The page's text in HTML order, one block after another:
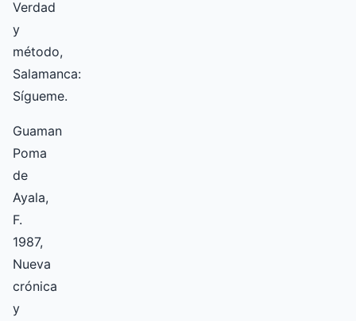
Verdad
y
método,
Salamanca:
Sígueme.
Guaman
Poma
de
Ayala,
F.
1987,
Nueva
crónica
y